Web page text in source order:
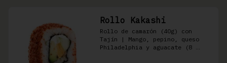
Rollo Kakashi
Rollo de camarón (40g) con
Tajín | Mango, pepino, queso
Philadelphia y aguacate (8